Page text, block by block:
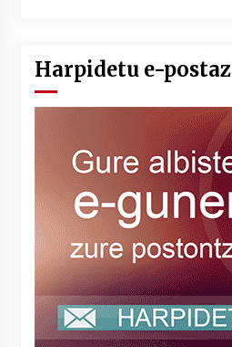
Harpidetu e-postaz